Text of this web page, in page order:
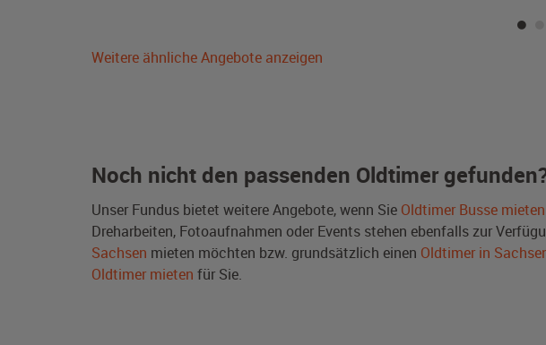
Weitere ähnliche Angebote anzeigen
Noch nicht den passenden Oldtimer
Unser Fundus bietet weitere Angebote, wenn Sie Oldtimer Busse mieten
Dreharbeiten, Fotoaufnahmen oder Events stehen ebenfalls zur
Sachsen mieten möchten bzw. grundsätzlich einen Oldtimer in
Oldtimer mieten für Sie.